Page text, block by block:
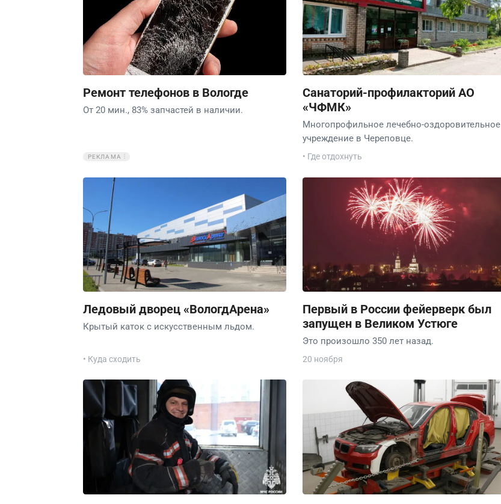
Ремонт телефонов в Вологде
От 20 мин., 83% запчастей в наличии.
РЕКЛАМА
Санаторий-профилакторий АО
«ЧФМК»
Многопрофильное лечебно-оздоровительное
учреждение в Череповце.
• Где отдохнуть
Ледовый дворец «ВологдАрена»
Крытый каток с искусственным льдом.
• Куда сходить
Первый в России фейерверк был
запущен в Великом Устюге
Это произошло 350 лет назад.
20 ноября